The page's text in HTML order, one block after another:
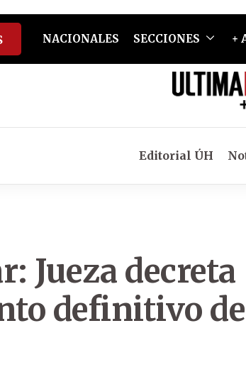
NACIONALES SECCIONES +
Editorial ÚH
Jueza decreta
definitivo